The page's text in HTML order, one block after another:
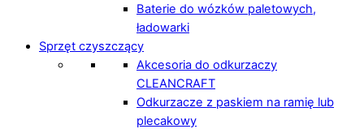
Baterie do wózków paletowych,
ładowarki
Sprzęt czyszczący
Akcesoria do odkurzaczy
CLEANCRAFT
Odkurzacze z paskiem na ramię lub
plecakowy